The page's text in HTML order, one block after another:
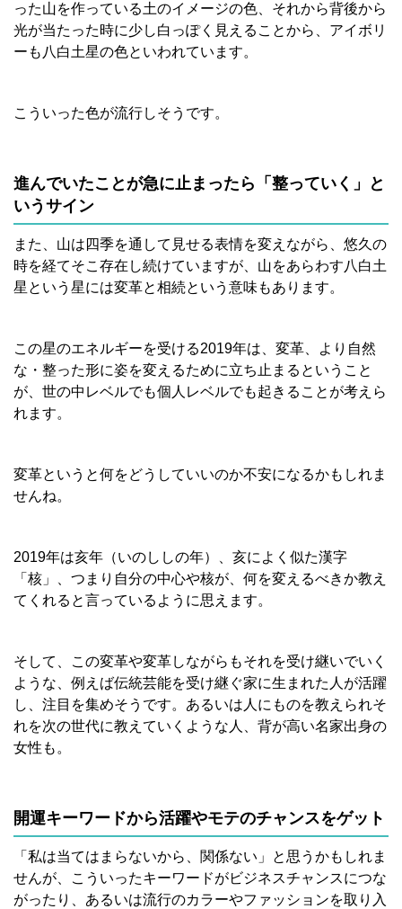
った山を作っている土のイメージの色、それから背後から
光が当たった時に少し白っぽく見えることから、アイボリ
ーも八白土星の色といわれています。
こういった色が流行しそうです。
進んでいたことが急に止まったら「整っていく」と
いうサイン
また、山は四季を通して見せる表情を変えながら、悠久の
時を経てそこ存在し続けていますが、山をあらわす八白土
星という星には変革と相続という意味もあります。
この星のエネルギーを受ける2019年は、変革、より自然
な・整った形に姿を変えるために立ち止まるということ
が、世の中レベルでも個人レベルでも起きることが考えら
れます。
変革というと何をどうしていいのか不安になるかもしれま
せんね。
2019年は亥年（いのししの年）、亥によく似た漢字
「核」、つまり自分の中心や核が、何を変えるべきか教え
てくれると言っているように思えます。
そして、この変革や変革しながらもそれを受け継いでいく
ような、例えば伝統芸能を受け継ぐ家に生まれた人が活躍
し、注目を集めそうです。あるいは人にものを教えられそ
れを次の世代に教えていくような人、背が高い名家出身の
女性も。
開運キーワードから活躍やモテのチャンスをゲット
「私は当てはまらないから、関係ない」と思うかもしれま
せんが、こういったキーワードがビジネスチャンスにつな
がったり、あるいは流行のカラーやファッションを取り入